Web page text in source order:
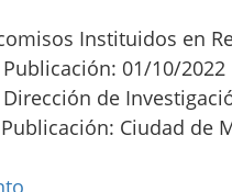
Instituidos en
Publicación: 01/10/2022
de
Ciudad de